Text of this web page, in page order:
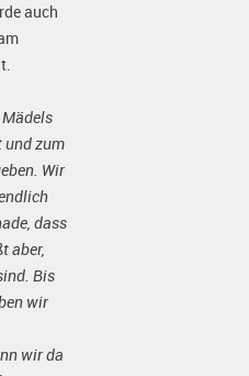
auch
Mädels
und zum
Wir
dass
aber,
Bis
wir
wir da